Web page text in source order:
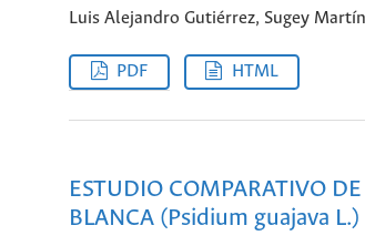
Luis Alejandro Gutiérrez, Sugey
PDF HTML
ESTUDIO COMPARATIVO
BLANCA (Psidium guajava